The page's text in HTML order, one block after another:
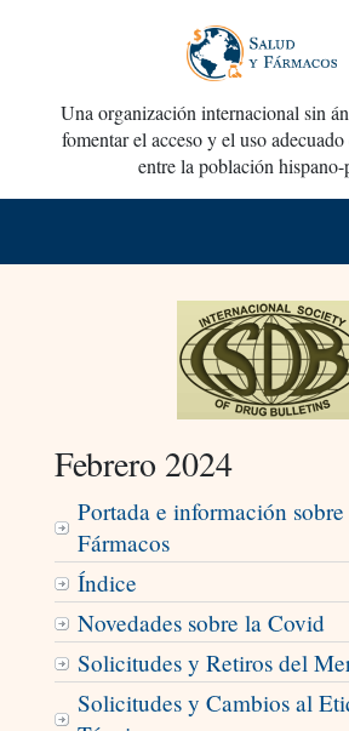
Una organización internacional sin
fomentar el acceso y el uso
entre la población hispano-
Febrero 2024
Portada e información
Fármacos
Índice
Novedades sobre la Covid
Solicitudes y Retiros del
Solicitudes y Cambios al